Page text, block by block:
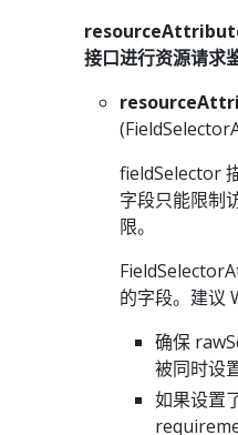
接口进行资源请求
fieldSelector
字段只能限制
限。
的字段。建议
确保
被同时设
如果设置